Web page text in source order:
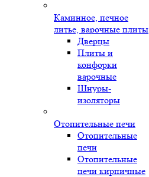
Каминное, печное
литье, варочные плиты
Дверцы
Плиты и
конфорки
варочные
Шнуры-
изоляторы
Отопительные печи
Отопительные
печи
Отопительные
печи кирпичные